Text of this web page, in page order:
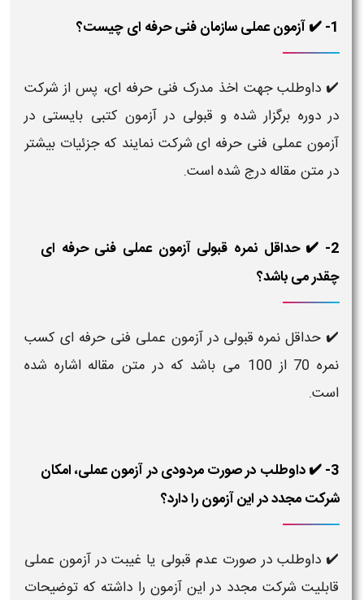
1- ✔️ آزمون عملی سازمان فنی حرفه ای چیست؟
✔️ داوطلب جهت اخذ مدرک فنی حرفه ای، پس از شرکت
در دوره برگزار شده و قبولی در آزمون کتبی بایستی در
آزمون عملی فنی حرفه ای شرکت نمایند که جزئیات بیشتر
در متن مقاله درج شده است.
2- ✔️ حداقل نمره قبولی آزمون عملی فنی حرفه ای
چقدر می باشد؟
✔️ حداقل نمره قبولی در آزمون عملی فنی حرفه ای کسب
نمره 70 از 100 می باشد که در متن مقاله اشاره شده
است.
3- ✔️ داوطلب در صورت مردودی در آزمون عملی، امکان
شرکت مجدد در این آزمون را دارد؟
✔️ داوطلب در صورت عدم قبولی یا غیبت در آزمون عملی
قابلیت شرکت مجدد در این آزمون را داشته که توضیحات